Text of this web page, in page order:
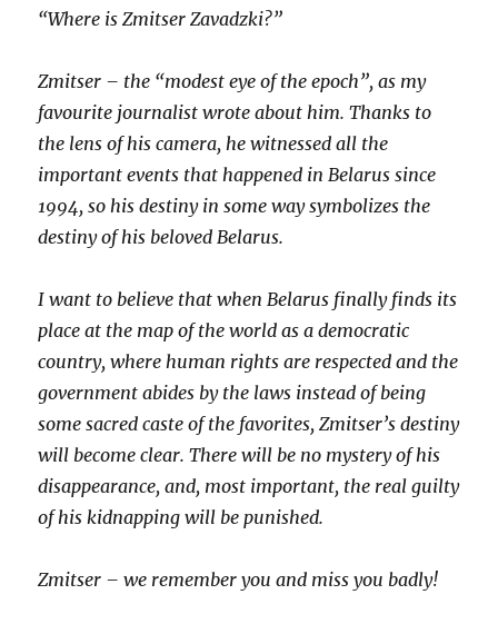
“Where is Zmitser Zavadzki?”
Zmitser – the “modest eye of the epoch”, as my
favourite journalist wrote about him. Thanks to
the lens of his camera, he witnessed all the
important events that happened in Belarus since
1994, so his destiny in some way symbolizes the
destiny of his beloved Belarus.
I want to believe that when Belarus finally finds its
place at the map of the world as a democratic
country, where human rights are respected and the
government abides by the laws instead of being
some sacred caste of the favorites, Zmitser’s destiny
will become clear. There will be no mystery of his
disappearance, and, most important, the real guilty
of his kidnapping will be punished.
Zmitser – we remember you and miss you badly!